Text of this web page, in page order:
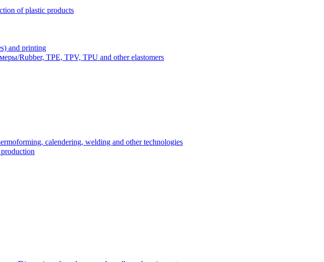
of plastic products
and printing
Rubber, TPE, TPV, TPU and other elastomers
calendering, welding and other technologies